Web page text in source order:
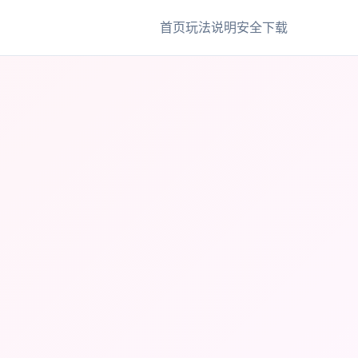
首页玩法说明安全下载